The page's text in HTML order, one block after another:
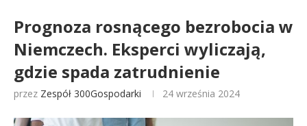
Prognoza rosnącego bezrobocia w
Niemczech. Eksperci wyliczają,
gdzie spada zatrudnienie
przez Zespół 300Gospodarki 24 września 2024